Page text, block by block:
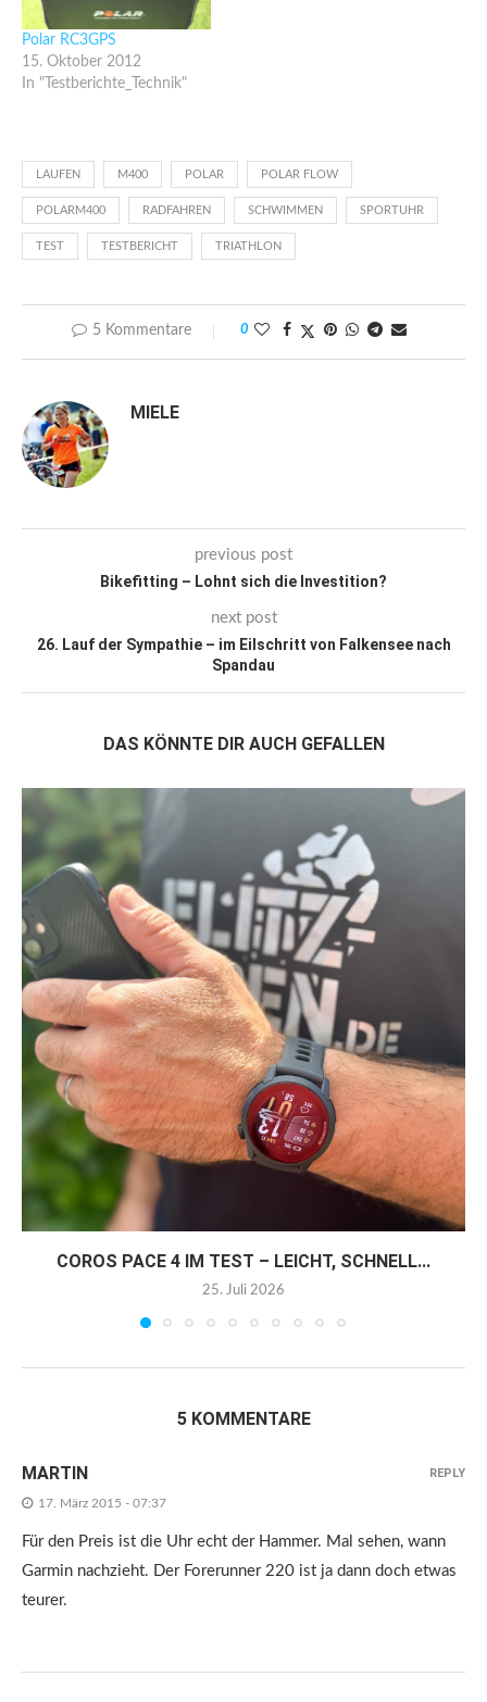
Polar RC3GPS
15. Oktober 2012
In "Testberichte_Technik"
LAUFEN M400 POLAR POLAR FLOW
POLARM400 RADFAHREN SCHWIMMEN SPORTUHR
TEST TESTBERICHT TRIATHLON
5 Kommentare 0
MIELE
previous post
Bikefitting – Lohnt sich die Investition?
next post
26. Lauf der Sympathie – im Eilschritt von Falkensee nach
Spandau
DAS KÖNNTE DIR AUCH GEFALLEN
COROS PACE 4 IM TEST – LEICHT, SCHNELL...
25. Juli 2026
5 KOMMENTARE
MARTIN
17. März 2015 - 07:37
Für den Preis ist die Uhr echt der Hammer. Mal sehen, wann
Garmin nachzieht. Der Forerunner 220 ist ja dann doch etwas
teurer.
REPLY